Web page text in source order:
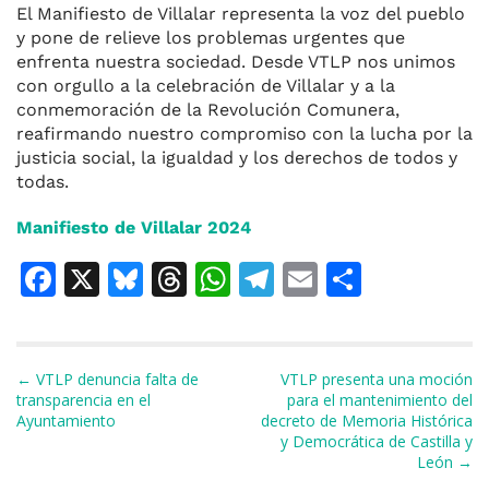
El Manifiesto de Villalar representa la voz del pueblo
y pone de relieve los problemas urgentes que
enfrenta nuestra sociedad. Desde VTLP nos unimos
con orgullo a la celebración de Villalar y a la
conmemoración de la Revolución Comunera,
reafirmando nuestro compromiso con la lucha por la
justicia social, la igualdad y los derechos de todos y
todas.
Manifiesto de Villalar 2024
F
e
b
X
Bl
s
k
T
a
W T
gr
a
m
E
l
p
ar
ti
Navegación de entradas
← VTLP denuncia falta de
transparencia en el
Ayuntamiento
VTLP presenta una moción
para el mantenimiento del
decreto de Memoria Histórica
y Democrática de Castilla y
León →